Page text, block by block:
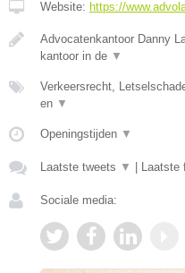
Website: https://
Advocatenkantoor Danny
kantoor in de ▼
Verkeersrecht,
en ▼
Openingstijden ▼
Laatste tweets ▼ Laatste
Sociale media: